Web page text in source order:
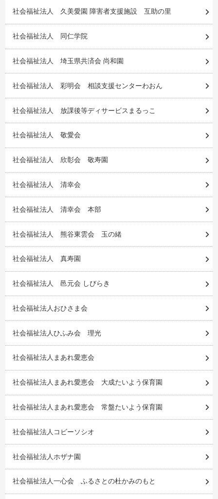
社会福祉法人 久美愛園 障害者支援施設 互助の里
社会福祉法人 同仁学院
社会福祉法人 埼玉県共済会 尚和園
社会福祉法人 彩明会 相談支援センターわおん
社会福祉法人 放課後等ディサービスまるっこ
社会福祉法人 敬愛会
社会福祉法人 欣彰会 敬寿園
社会福祉法人 清幸会
社会福祉法人 清幸会 本部
社会福祉法人 熊谷東雲会 玉の緒
社会福祉法人 真寿園
社会福祉法人 邑元会 しびらき
社会福祉法人おひさま会
社会福祉法人ひふみ会 理光
社会福祉法人まあれ愛恵会
社会福祉法人まあれ愛恵会 大成たいよう保育園
社会福祉法人まあれ愛恵会 常盤たいよう保育園
社会福祉法人コビーソシオ
社会福祉法人ホザナ園
社会福祉法人一心会 ふるさとの杜かみのもと